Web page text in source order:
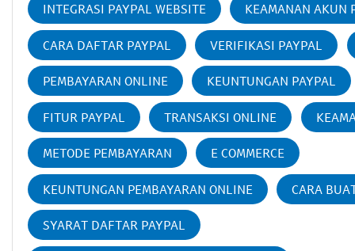
INTEGRASI PAYPAL WEBSITE KEAMANAN AKUN
CARA DAFTAR PAYPAL VERIFIKASI PAYPAL
PEMBAYARAN ONLINE KEUNTUNGAN PAYPAL
FITUR PAYPAL TRANSAKSI ONLINE
METODE PEMBAYARAN E COMMERCE
KEUNTUNGAN PEMBAYARAN ONLINE CARA
SYARAT DAFTAR PAYPAL